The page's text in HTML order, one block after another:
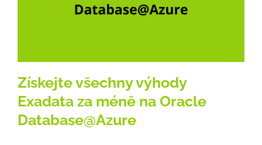
Získejte všechny výhody
Exadata za méně na Oracle
Database@Azure